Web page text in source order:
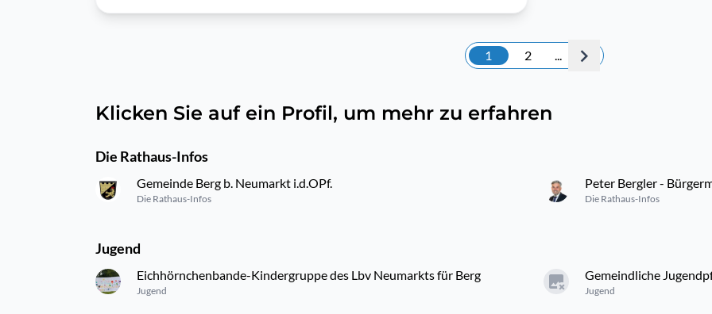
1 2 ...
Klicken Sie auf ein Profil, um mehr zu erfahren
Die Rathaus-Infos
Gemeinde Berg b. Neumarkt i.d.OPf.
Die Rathaus-Infos
Peter Bergler -
Die Rathaus-Infos
Jugend
Eichhörnchenbande-Kindergruppe des Lbv Neumarkts für Berg
Jugend
Gemeindliche
Jugend